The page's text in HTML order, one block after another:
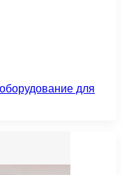
для